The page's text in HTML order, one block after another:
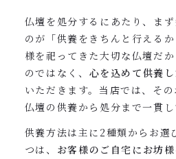
仏壇を処分するにあたり、ま
のが「供養をきちんと行える
様を祀ってきた大切な仏壇だ
のではなく、 心を込めて供養
いただきます。当店では、その
仏壇の供養から処分まで一貫し
供養方法は主に2種類からお選
つは、 お客様のご自宅にお坊